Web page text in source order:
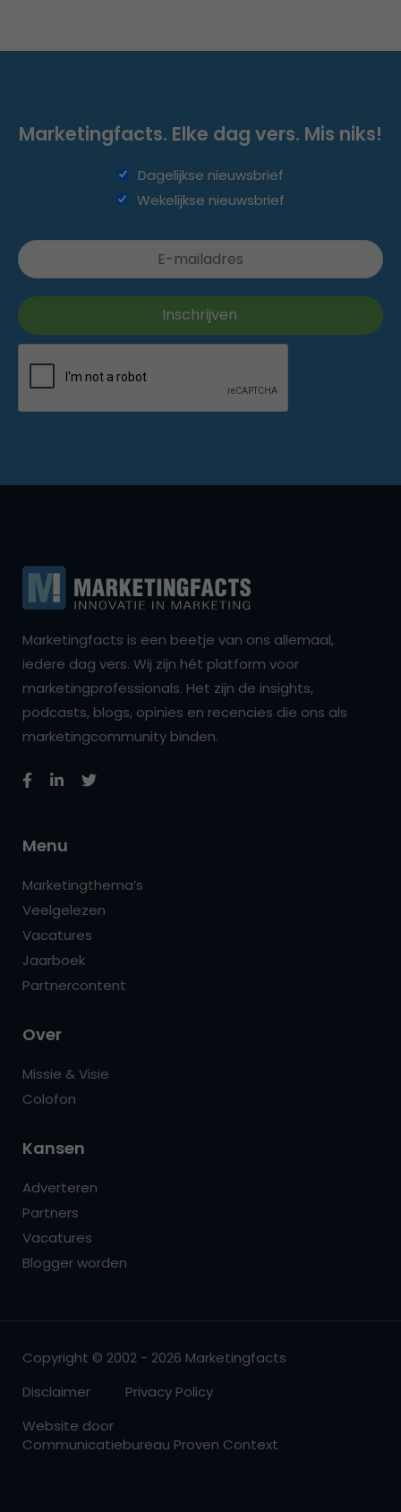
Marketingfacts. Elke dag vers. Mis niks!
Dagelijkse nieuwsbrief
Wekelijkse nieuwsbrief
Marketingfacts is een beetje van ons allemaal,
iedere dag vers. Wij zijn hét platform voor
marketingprofessionals. Het zijn de insights,
podcasts, blogs, opinies en recencies die ons als
marketingcommunity binden.
Menu
Marketingthema’s
Veelgelezen
Vacatures
Jaarboek
Partnercontent
Over
Missie & Visie
Colofon
Kansen
Adverteren
Partners
Vacatures
Blogger worden
Copyright © 2002 - 2026 Marketingfacts
Disclaimer
Privacy Policy
Website door
Communicatiebureau Proven Context